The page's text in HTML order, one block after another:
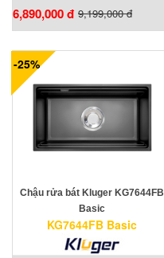
6,890,000 đ 9,199,000 đ
-25%
Chậu rửa bát Kluger KG7644FB
Basic
KG7644FB Basic